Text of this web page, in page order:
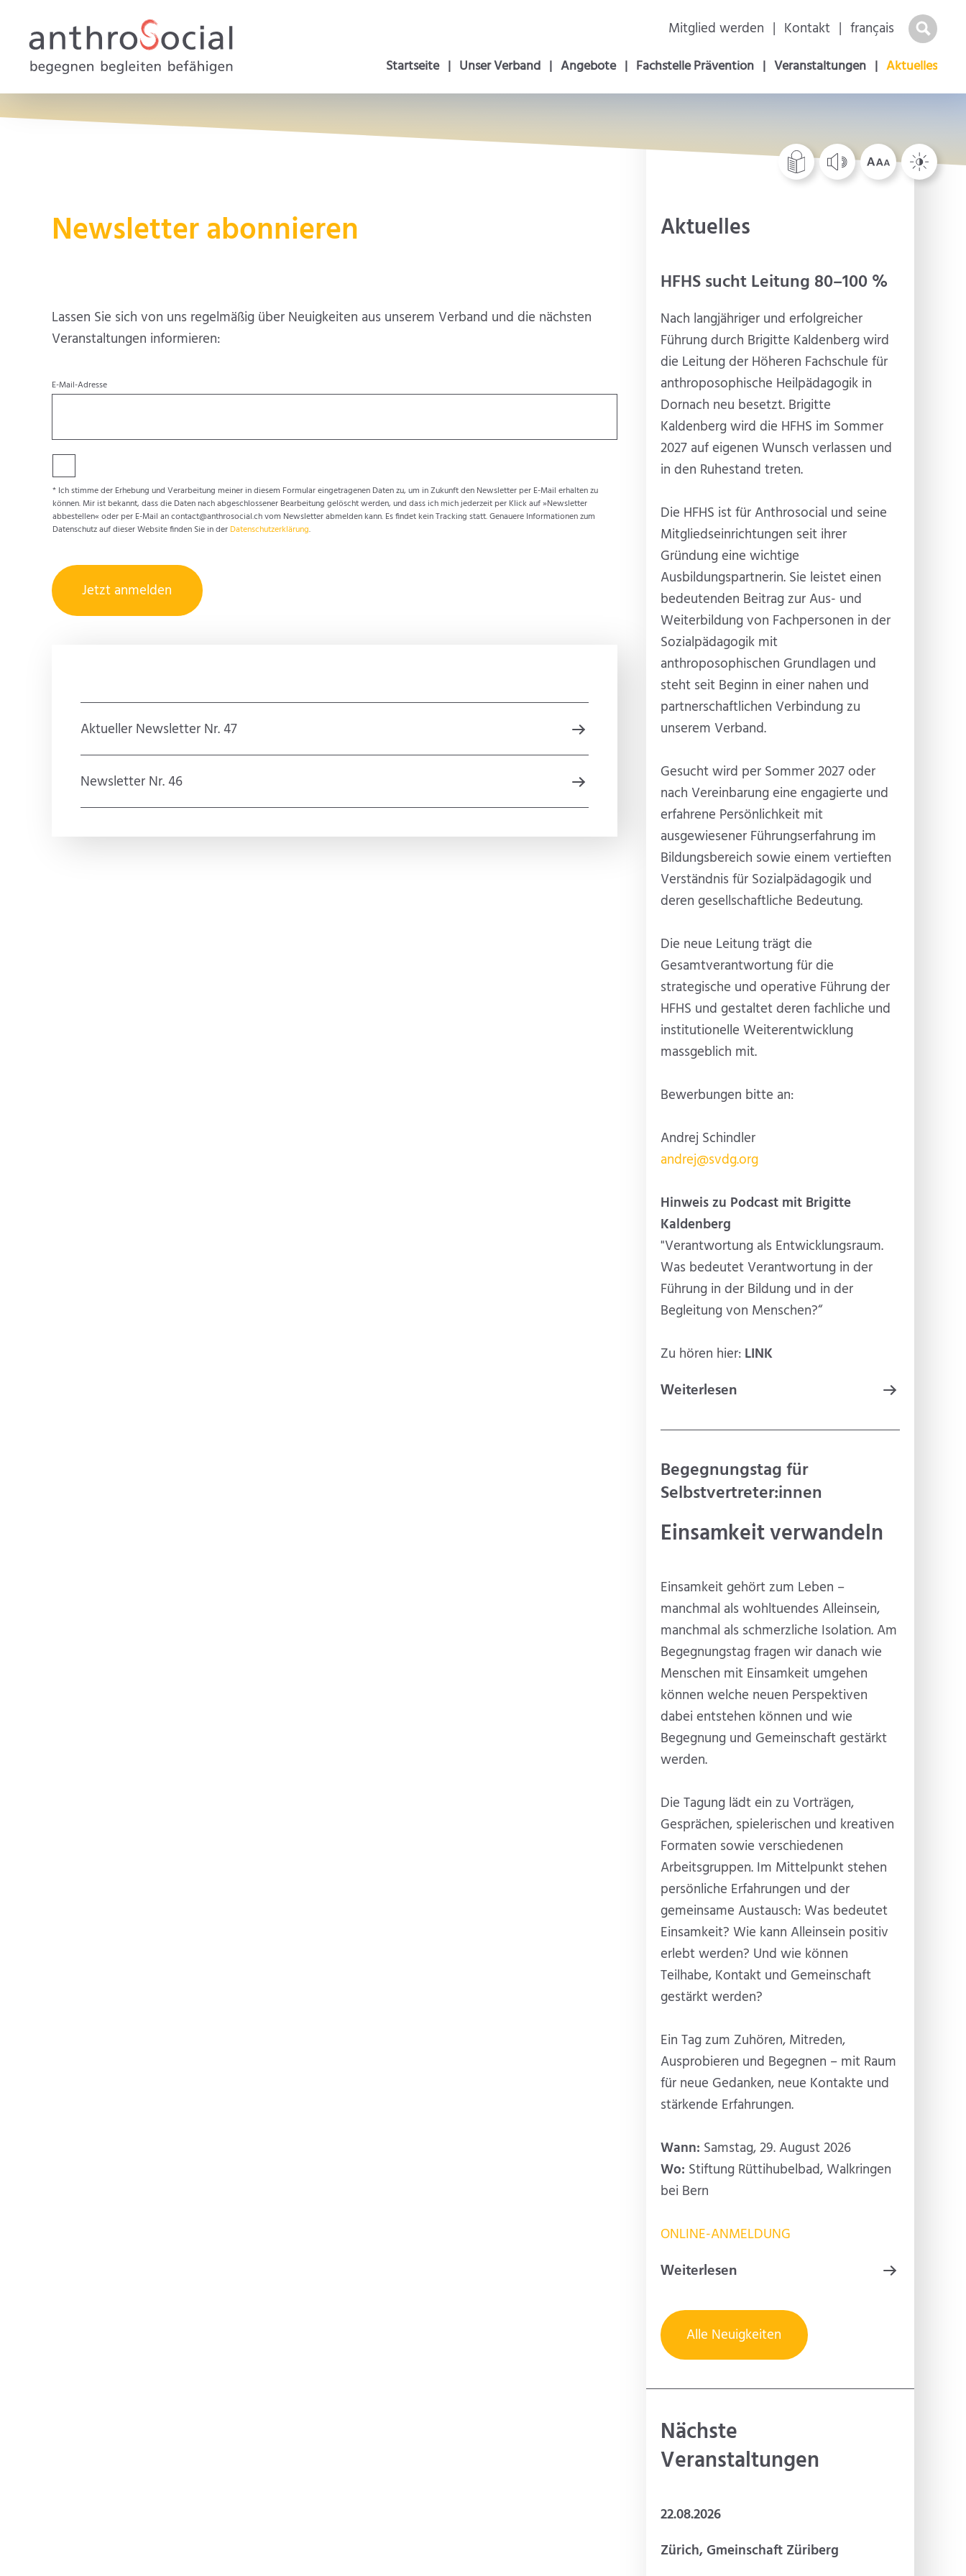
Navigation
Mitglied werden Kontakt français
Navigation
Startseite Unser Verband Angebote Fachstelle Prävention Veranstaltungen Aktuelles
Newsletter abonnieren
Lassen Sie sich von uns regelmäßig über Neuigkeiten aus unserem Verband und die nächsten
Veranstaltungen informieren:
E-Mail-Adresse
* Ich stimme der Erhebung und Verarbeitung meiner in diesem Formular eingetragenen Daten zu, um in Zukunft den Newsletter per E-Mail erhalten zu
können. Mir ist bekannt, dass die Daten nach abgeschlossener Bearbeitung gelöscht werden, und dass ich mich jederzeit per Klick auf »Newsletter
abbestellen« oder per E-Mail an contact@anthrosocial.ch vom Newsletter abmelden kann. Es findet kein Tracking statt. Genauere Informationen zum
Datenschutz auf dieser Website finden Sie in der Datenschutzerklärung.
Jetzt anmelden
Aktueller Newsletter Nr. 47
Newsletter Nr. 46
Aktuelles
HFHS sucht Leitung 80–100 %
Nach langjähriger und erfolgreicher
Führung durch Brigitte Kaldenberg wird
die Leitung der Höheren Fachschule für
anthroposophische Heilpädagogik in
Dornach neu besetzt. Brigitte
Kaldenberg wird die HFHS im Sommer
2027 auf eigenen Wunsch verlassen und
in den Ruhestand treten.
Die HFHS ist für Anthrosocial und seine
Mitgliedseinrichtungen seit ihrer
Gründung eine wichtige
Ausbildungspartnerin. Sie leistet einen
bedeutenden Beitrag zur Aus- und
Weiterbildung von Fachpersonen in der
Sozialpädagogik mit
anthroposophischen Grundlagen und
steht seit Beginn in einer nahen und
partnerschaftlichen Verbindung zu
unserem Verband.
Gesucht wird per Sommer 2027 oder
nach Vereinbarung eine engagierte und
erfahrene Persönlichkeit mit
ausgewiesener Führungserfahrung im
Bildungsbereich sowie einem vertieften
Verständnis für Sozialpädagogik und
deren gesellschaftliche Bedeutung.
Die neue Leitung trägt die
Gesamtverantwortung für die
strategische und operative Führung der
HFHS und gestaltet deren fachliche und
institutionelle Weiterentwicklung
massgeblich mit.
Bewerbungen bitte an:
Andrej Schindler
andrej@svdg.org
Hinweis zu Podcast mit Brigitte
Kaldenberg
"Verantwortung als Entwicklungsraum.
Was bedeutet Verantwortung in der
Führung in der Bildung und in der
Begleitung von Menschen?“
Zu hören hier: LINK
Weiterlesen
Begegnungstag für
Selbstvertreter:innen
Einsamkeit verwandeln
Einsamkeit gehört zum Leben –
manchmal als wohltuendes Alleinsein,
manchmal als schmerzliche Isolation. Am
Begegnungstag fragen wir danach wie
Menschen mit Einsamkeit umgehen
können welche neuen Perspektiven
dabei entstehen können und wie
Begegnung und Gemeinschaft gestärkt
werden.
Die Tagung lädt ein zu Vorträgen,
Gesprächen, spielerischen und kreativen
Formaten sowie verschiedenen
Arbeitsgruppen. Im Mittelpunkt stehen
persönliche Erfahrungen und der
gemeinsame Austausch: Was bedeutet
Einsamkeit? Wie kann Alleinsein positiv
erlebt werden? Und wie können
Teilhabe, Kontakt und Gemeinschaft
gestärkt werden?
Ein Tag zum Zuhören, Mitreden,
Ausprobieren und Begegnen – mit Raum
für neue Gedanken, neue Kontakte und
stärkende Erfahrungen.
Wann: Samstag, 29. August 2026
Wo: Stiftung Rüttihubelbad, Walkringen
bei Bern
ONLINE-ANMELDUNG
Weiterlesen
Alle Neuigkeiten
Nächste
Veranstaltungen
22.08.2026
Zürich, Gmeinschaft Züriberg